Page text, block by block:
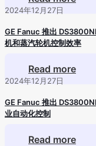
2024年12月27日
GE Fanuc 推出
机和蒸汽轮机控制效率
Read more
2024年12月27日
GE Fanuc 推出
业自动化控制
Read more